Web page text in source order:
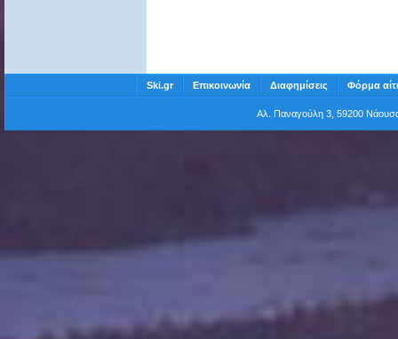
Ski.gr Επικοινωνία Διαφημίσεις Φόρμα
Αλ. Παναγούλη 3, 59200